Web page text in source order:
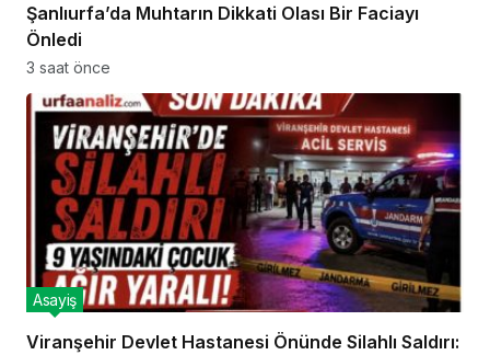
Şanlıurfa’da Muhtarın Dikkati Olası Bir Faciayı
Önledi
3 saat önce
Viranşehir Devlet Hastanesi Önünde Silahlı Saldırı:
Asayiş